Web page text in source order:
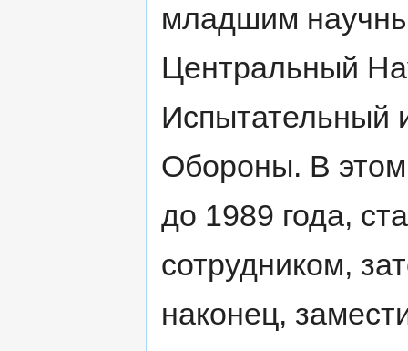
младшим
Центральный
Испытательный
Обороны. В этом
до 1989 года,
сотрудником,
наконец,